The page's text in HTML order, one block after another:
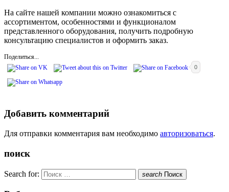
На сайте нашей компании можно ознакомиться с
ассортиментом, особенностями и функционалом
представленного оборудования, получить подробную
консультацию специалистов и оформить заказ.
Поделиться...
0
Добавить комментарий
Для отправки комментария вам необходимо авторизоваться.
поиск
Search for: search Поиск